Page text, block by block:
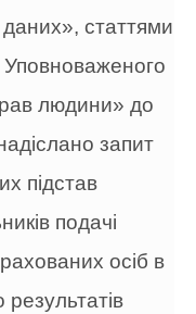
статтями
людини» до
запит
підстав
подачі
осіб в